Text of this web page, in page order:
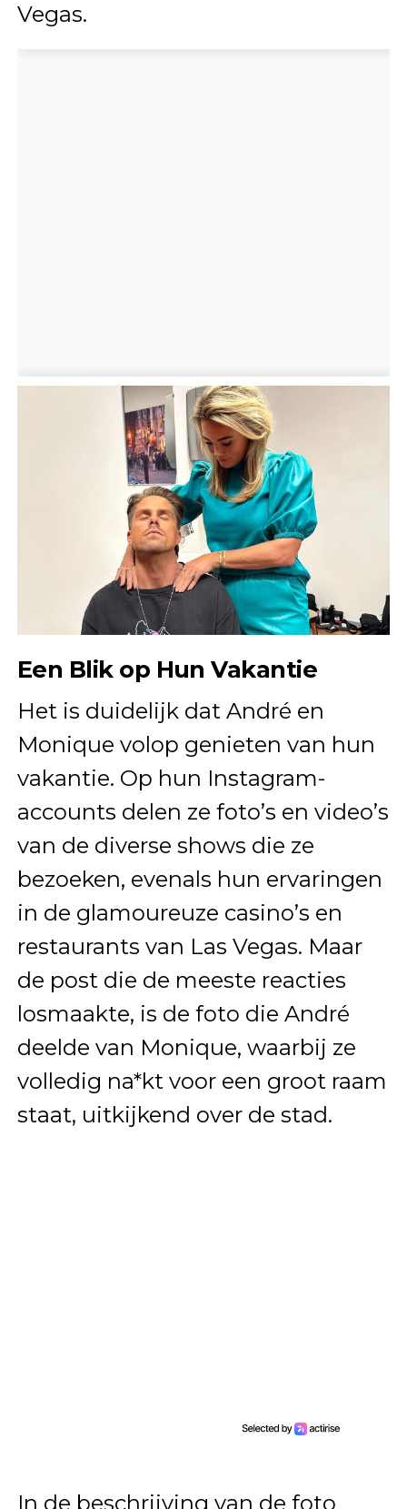
Vegas.
Een Blik op Hun Vakantie
Het is duidelijk dat André en
Monique volop genieten van hun
vakantie. Op hun Instagram-
accounts delen ze foto’s en video’s
van de diverse shows die ze
bezoeken, evenals hun ervaringen
in de glamoureuze casino’s en
restaurants van Las Vegas. Maar
de post die de meeste reacties
losmaakte, is de foto die André
deelde van Monique, waarbij ze
volledig na*kt voor een groot raam
staat, uitkijkend over de stad.
In de beschrijving van de foto